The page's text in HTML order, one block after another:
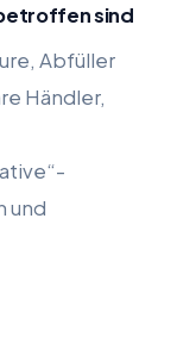
sind
Abfüller
Händler,
und